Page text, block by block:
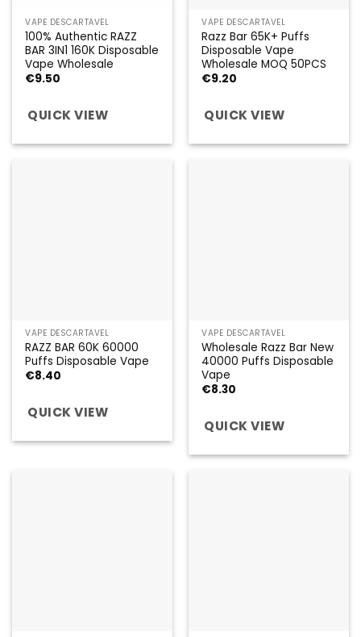
VAPE DESCARTÁVEL
100% Authentic RAZZ
BAR 3IN1 160K Disposable
Vape Wholesale
€9.50
QUICK VIEW
VAPE DESCARTÁVEL
Razz Bar 65K+ Puffs
Disposable Vape
Wholesale MOQ 50PCS
€9.20
QUICK VIEW
VAPE DESCARTÁVEL
RAZZ BAR 60K 60000
Puffs Disposable Vape
€8.40
QUICK VIEW
VAPE DESCARTÁVEL
Wholesale Razz Bar New
40000 Puffs Disposable
Vape
€8.30
QUICK VIEW